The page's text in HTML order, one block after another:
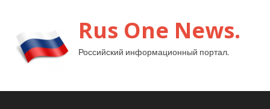
Rus One News.
Российский информационный портал.